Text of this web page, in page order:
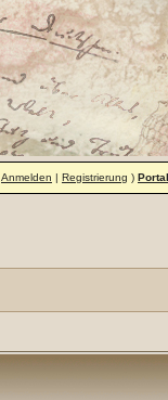
Anmelden | Registrierung ) Portal